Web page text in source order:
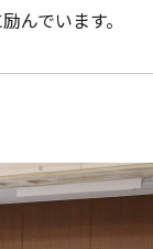
んでいます。